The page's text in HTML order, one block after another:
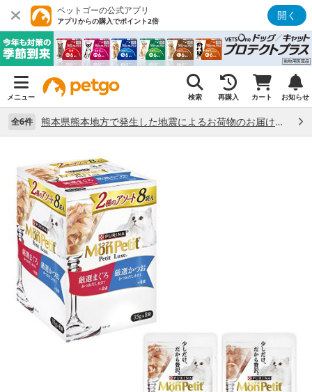
ペットゴーの公式アプリ
アプリからの購入でポイント2倍 開く
メニュー 検索 再購入 カート お知らせ
全6件 熊本県熊本地方で発生した地震によるお荷物のお届け状況について （7/28）